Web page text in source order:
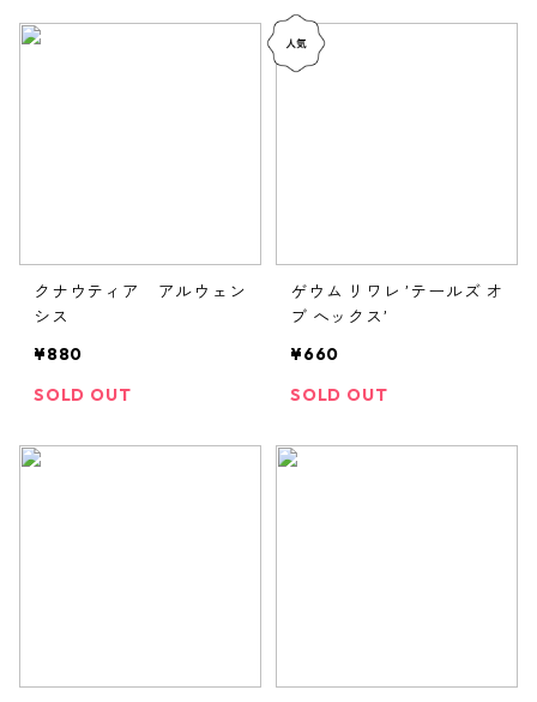
クナウティア アルウェン
シス
¥880
SOLD OUT
ゲウム リワレ ’テールズ オ
ブ へックス’
¥660
SOLD OUT